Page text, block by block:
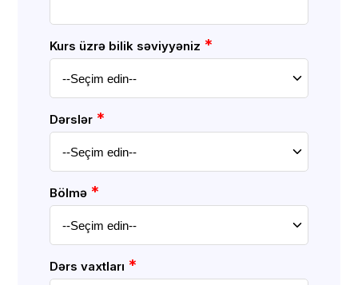
Kurs üzrə bilik səviyyəniz *
Dərslər *
Bölmə *
Dərs vaxtları *